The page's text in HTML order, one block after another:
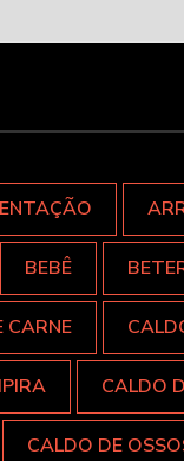
BEBÊ
CARNE
CALDO
CALDO DE